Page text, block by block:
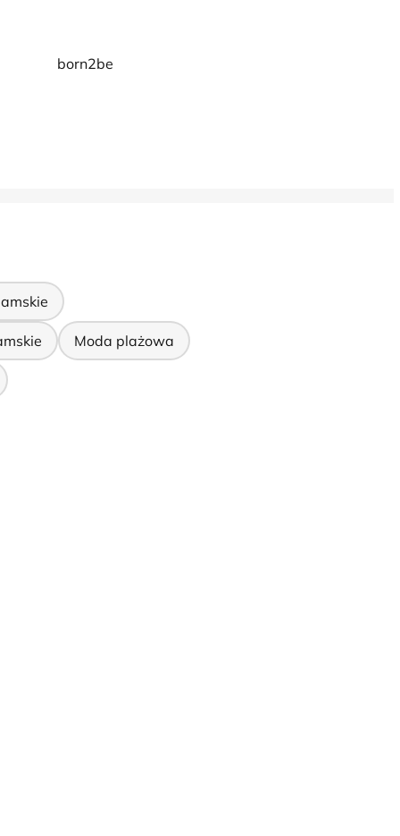
born2be
Moda plażowa